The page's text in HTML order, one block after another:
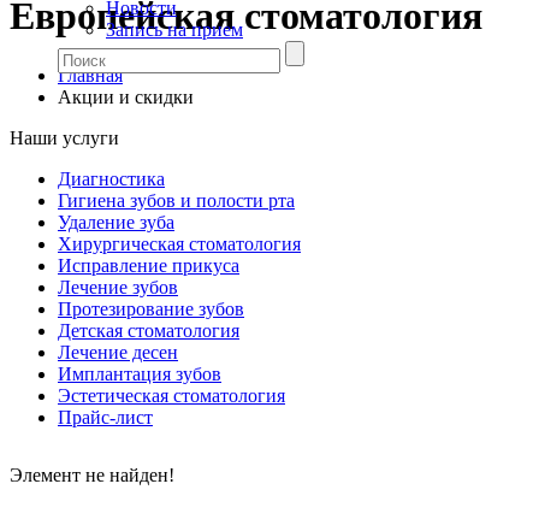
Новости
Запись на прием
Европейская стоматология
Главная
Акции и скидки
Наши услуги
Диагностика
Гигиена зубов и полости рта
Удаление зуба
Хирургическая стоматология
Исправление прикуса
Лечение зубов
Протезирование зубов
Детская стоматология
Лечение десен
Имплантация зубов
Эстетическая стоматология
Прайс-лист
Элемент не найден!